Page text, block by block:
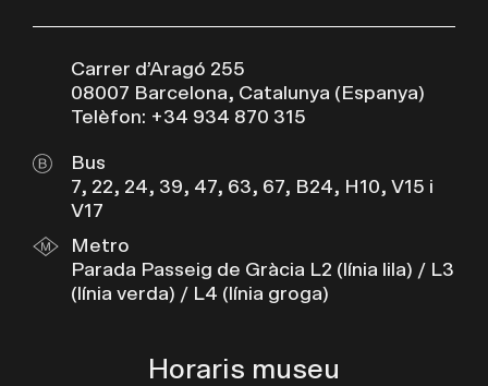
Carrer d’Aragó 255
08007 Barcelona, Catalunya (Espanya)
Telèfon: +34 934 870 315
Bus
7, 22, 24, 39, 47, 63, 67, B24, H10, V15 i
V17
Metro
Parada Passeig de Gràcia L2 (línia lila) / L3
(línia verda) / L4 (línia groga)
Horaris museu